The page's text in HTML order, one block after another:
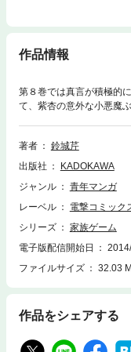
作品情報
第８巻では真言が積極的
て、紫杏の意外な小悪魔
著者
鈴城芹
出版社
KADOKAWA
ジャンル
青年マンガ
レーベル
電撃コミック
シリーズ
家族ゲーム
電子版配信開始日
ファイルサイズ
32.03
作品をシェアする